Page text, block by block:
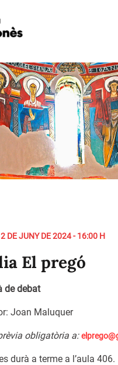
DE JUNY DE 2024 - 16:00 H
El pregó
de debat
Joan Maluquer
obligatòria a:
durà a terme a l’aula 406.